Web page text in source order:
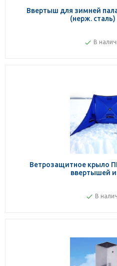
Ввертыш для зимней
(нерж. сталь)
В
Ветрозащитное крыло
ввертышей
В